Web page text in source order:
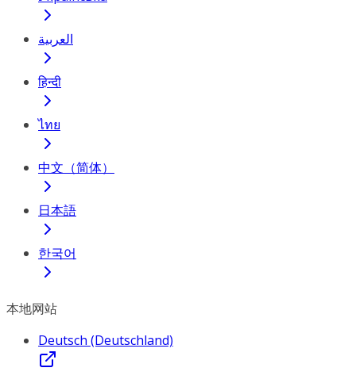
العربية
हिन्दी
ไทย
中文（简体）
日本語
한국어
本地网站
Deutsch (Deutschland)